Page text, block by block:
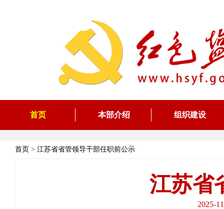
首页 本部介绍 组织建设
首页 > 江苏省省管领导干部任职前公示
江苏省
2025-